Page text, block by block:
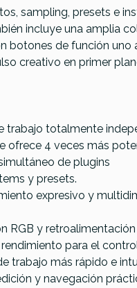
sampling, presets e
incluye una amplia
botones de función uno
creativo en primer
trabajo totalmente
4 veces más
de plugins
y presets.
expresivo y
RGB y retroalimentación
para el
trabajo más rápido e
y navegación